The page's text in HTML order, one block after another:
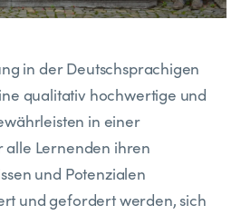
in der Deutschsprachigen
qualitativ hochwertige und
in einer
alle Lernenden ihren
und Potenzialen
und gefordert werden, sich